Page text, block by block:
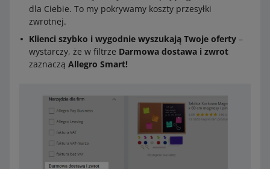
dla Ciebie. To my pokrywamy koszty przesyłki
zwrotnej.
Klienci szybko i wygodnie wyszukają Twoje oferty –
wystarczy, że w filtrze Darmowa dostawa i zwrot
zaznaczą Allegro Smart!